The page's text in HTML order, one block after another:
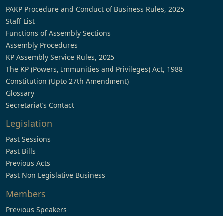
PAKP Procedure and Conduct of Business Rules, 2025
Staff List
Functions of Assembly Sections
Assembly Procedures
KP Assembly Service Rules, 2025
The KP (Powers, Immunities and Privileges) Act, 1988
Constitution (Upto 27th Amendment)
Glossary
Secretariat’s Contact
Legislation
Past Sessions
Past Bills
Previous Acts
Past Non Legislative Business
Members
Previous Speakers